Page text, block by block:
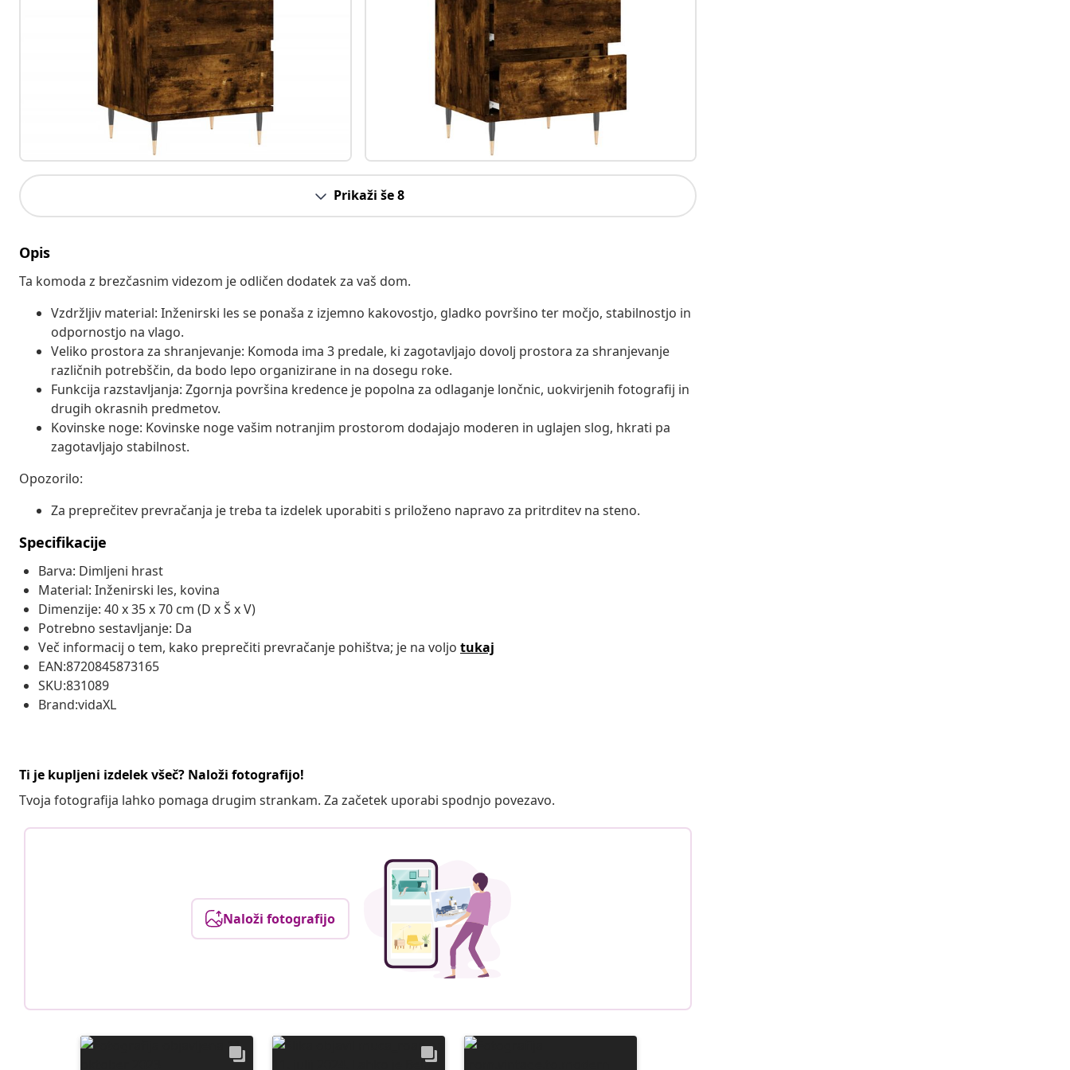
Prikaži še 8
Opis
Ta komoda z brezčasnim videzom je odličen dodatek za vaš dom.
Vzdržljiv material: Inženirski les se ponaša z izjemno kakovostjo, gladko površino ter močjo, stabilnostjo in
odpornostjo na vlago.
Veliko prostora za shranjevanje: Komoda ima 3 predale, ki zagotavljajo dovolj prostora za shranjevanje
različnih potrebščin, da bodo lepo organizirane in na dosegu roke.
Funkcija razstavljanja: Zgornja površina kredence je popolna za odlaganje lončnic, uokvirjenih fotografij in
drugih okrasnih predmetov.
Kovinske noge: Kovinske noge vašim notranjim prostorom dodajajo moderen in uglajen slog, hkrati pa
zagotavljajo stabilnost.
Opozorilo:
Za preprečitev prevračanja je treba ta izdelek uporabiti s priloženo napravo za pritrditev na steno.
Specifikacije
Barva: Dimljeni hrast
Material: Inženirski les, kovina
Dimenzije: 40 x 35 x 70 cm (D x Š x V)
Potrebno sestavljanje: Da
Več informacij o tem, kako preprečiti prevračanje pohištva; je na voljo tukaj
EAN:8720845873165
SKU:831089
Brand:vidaXL
Ti je kupljeni izdelek všeč? Naloži fotografijo!
Tvoja fotografija lahko pomaga drugim strankam. Za začetek uporabi spodnjo povezavo.
Naloži fotografijo